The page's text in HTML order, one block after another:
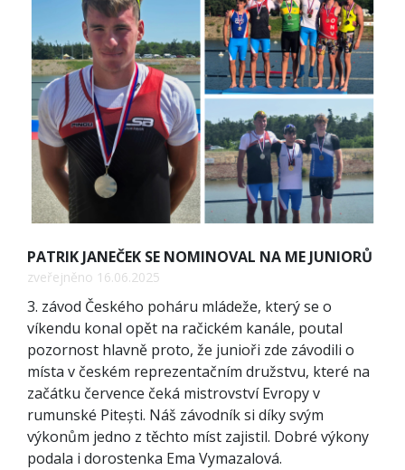
PATRIK JANEČEK SE NOMINOVAL NA ME JUNIORŮ
zveřejněno 16.06.2025
3. závod Českého poháru mládeže, který se o
víkendu konal opět na račickém kanále, poutal
pozornost hlavně proto, že junioři zde závodili o
místa v českém reprezentačním družstvu, které na
začátku července čeká mistrovství Evropy v
rumunské Pitești. Náš závodník si díky svým
výkonům jedno z těchto míst zajistil. Dobré výkony
podala i dorostenka Ema Vymazalová.